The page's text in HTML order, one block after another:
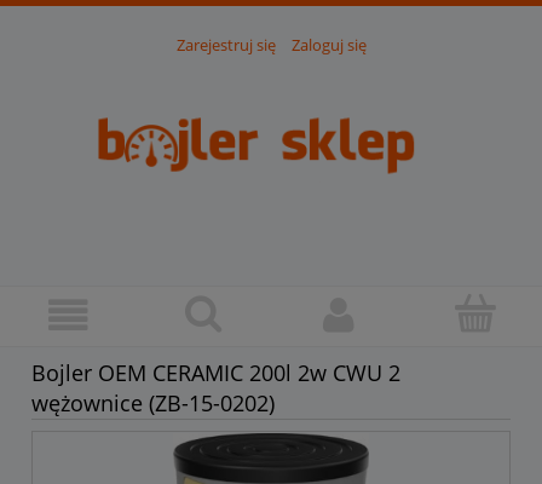
Zarejestruj się Zaloguj się
Bojler OEM CERAMIC 200l 2w CWU 2
wężownice (ZB-15-0202)